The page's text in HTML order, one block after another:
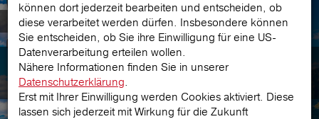
Barrierefreiheitserklärung
Europäische
Reiseversicherung AG
können dort jederzeit bearbeiten und entscheiden, ob
diese verarbeitet werden dürfen. Insbesondere können
Sie entscheiden, ob Sie ihre Einwilligung für eine US-
Datenverarbeitung erteilen wollen.
Nähere Informationen finden Sie in unserer
Datenschutzerklärung.
Erst mit Ihrer Einwilligung werden Cookies aktiviert. Diese
lassen sich jederzeit mit Wirkung für die Zukunft